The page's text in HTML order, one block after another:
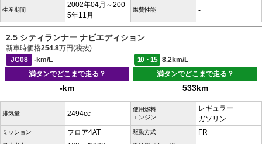
生産期間
2002年04月～200
5年11月
燃費性能 -
2.5 シティランナー ナビエディション
新車時価格254.8万円(税抜)
JC08
-km/L 10・15
8.2km/L
満タンでどこまで走る？
-km
満タンでどこまで走る？
533km
排気量 2494cc
使用燃料
エンジン
レギュラー
ガソリン
ミッション フロア4AT 駆動方式 FR